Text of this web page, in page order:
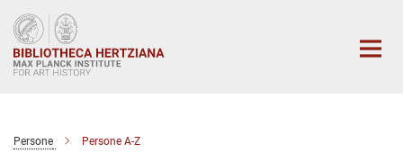
Main-
Content
Persone Persone A-Z